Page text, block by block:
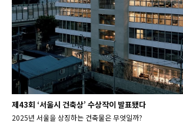
제43회 ‘서울시 건축상’ 수상작이 발표됐다
2025년 서울을 상징하는 건축물은 무엇일까?